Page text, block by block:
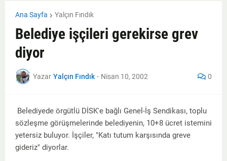
Ana Sayfa Yalçın Fındık
Belediye işçileri gerekirse grev
diyor
Yazar Yalçın Fındık - Nisan 10, 2002 0
Belediyede örgütlü DİSK'e bağlı Genel-İş Sendikası, toplu
sözleşme görüşmelerinde belediyenin, 10+8 ücret istemini
yetersiz buluyor. İşçiler, "Katı tutum karşısında greve
gideriz" diyorlar.